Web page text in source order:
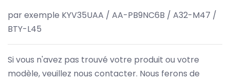
par exemple KYV35UAA / AA-PB9NC6B / A32-M47 /
BTY-L45
Si vous n'avez pas trouvé votre produit ou votre
modèle, veuillez nous contacter. Nous ferons de